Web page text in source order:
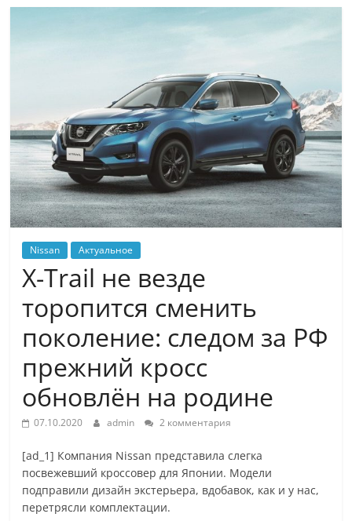
Nissan Актуальное
X-Trail не везде
торопится сменить
поколение: следом за РФ
прежний кросс
обновлён на родине
07.10.2020 admin 2 комментария
[ad_1] Компания Nissan представила слегка
посвежевший кроссовер для Японии. Модели
подправили дизайн экстерьера, вдобавок, как и у нас,
перетрясли комплектации.